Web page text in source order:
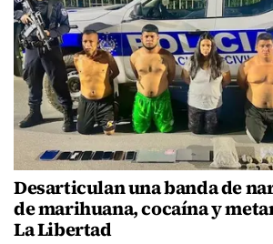
Desarticulan una banda de
de marihuana, cocaína y
La Libertad